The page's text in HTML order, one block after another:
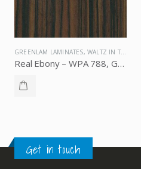
GREENLAM LAMINATES
GREENLAM LAMINATES,WALTZ IN THE WOOD
Real Ebony – WPA 788, Greenlam Laminates
Get in touch